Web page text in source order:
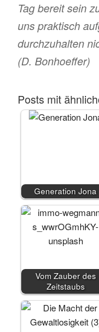
Tag bereit sein
uns praktisch
durchzuhalten
(D. Bonhoeffer)
Posts mit
Generation Jona
Vom Zauber des
Zeitstaubs